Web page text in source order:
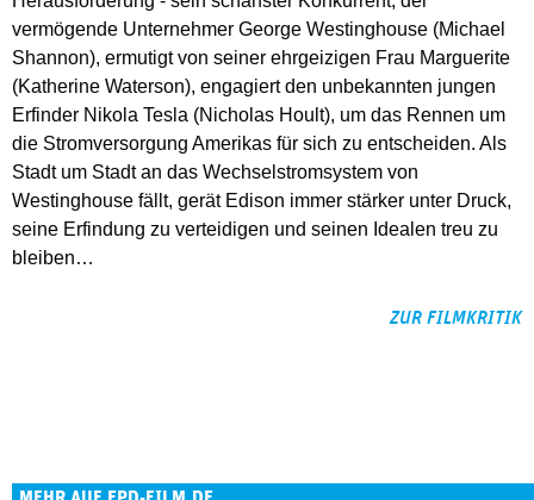
vermögende Unternehmer George Westinghouse (Michael
Shannon), ermutigt von seiner ehrgeizigen Frau Marguerite
(Katherine Waterson), engagiert den unbekannten jungen
Erfinder Nikola Tesla (Nicholas Hoult), um das Rennen um
die Stromversorgung Amerikas für sich zu entscheiden. Als
Stadt um Stadt an das Wechselstromsystem von
Westinghouse fällt, gerät Edison immer stärker unter Druck,
seine Erfindung zu verteidigen und seinen Idealen treu zu
bleiben…
ZUR FILMKRITIK